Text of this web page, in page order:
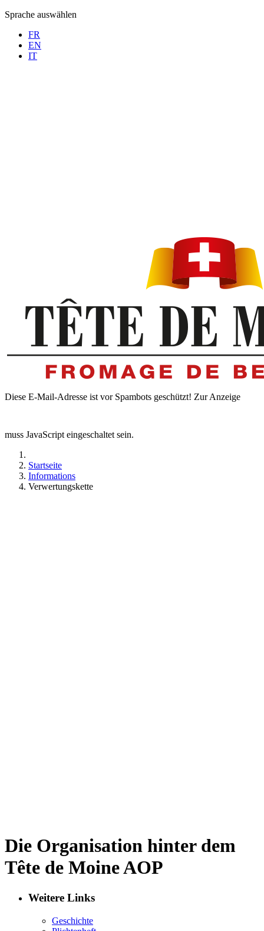
Sprache auswählen
FR
EN
IT
Diese E-Mail-Adresse ist vor Spambots geschützt! Zur Anzeige
muss JavaScript eingeschaltet sein.
Startseite
Informations
Verwertungskette
Die Organisation hinter dem
Tête de Moine AOP
Weitere Links
Geschichte